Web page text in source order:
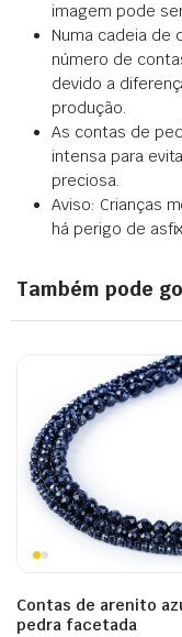
imagem pode
Numa cadeia de
número de
devido a
produção.
As contas de
intensa para
preciosa.
Aviso: Crianças
há perigo de
Também pode
Contas de arenito
pedra facetada